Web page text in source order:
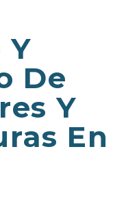
Y
De
Y
En